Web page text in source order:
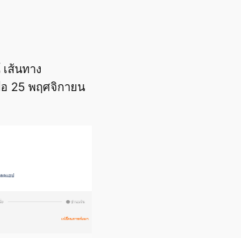
ส้นทาง
25 พฤศจิกายน